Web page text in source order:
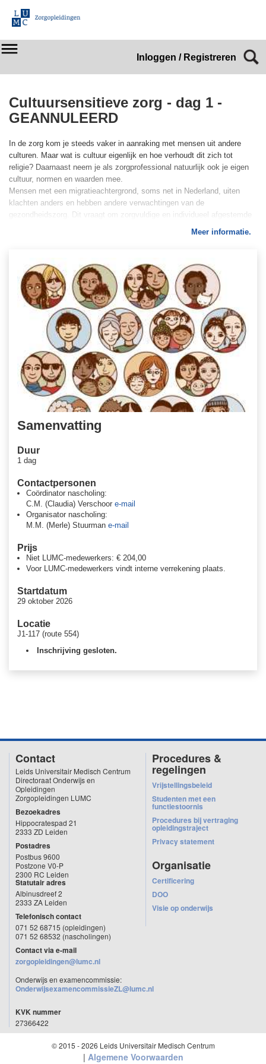
Inloggen / Registreren
Cultuursensitieve zorg - dag 1 -
GEANNULEERD
In de zorg kom je steeds vaker in aanraking met mensen uit andere
culturen. Maar wat is cultuur eigenlijk en hoe verhoudt dit zich tot
religie? Daarnaast neem je als zorgprofessional natuurlijk ook je eigen
cultuur, normen en waarden mee.
Mensen met een migratieachtergrond, soms net in Nederland, uiten
klachten anders en hebben andere verwachtingen van de
gezondheidszorg. Dit vraagt om zorgvuldige en individueel afgestemde
onderwerpen aan bod komen:
Vluchtelingenwerk (wat doet de organisatie & verhaal van
ervaringsdeskundige)
Participatie van vluchtelingen en asielzoekers in de gezondheidszorg
Vrouwelijke Genitale Verminking - VGV (Meisjesbesnijdenis)
Laaggeletterdheid en beperkte gezondheidsvaardigheden
Verschillen tussen cultuur en religie
Medicatiegebruik
Deze dag is inclusief koffie en thee en frisdrank en de lunch.
Eventuele dieetwensen kunnen tot uiterlijk 14 dagen voor de scholing
doorgegeven worden aan Merle Stuurman - Abspoel, via
m.m.abspoel@lumc.nl
Accreditatie V&V is aangevraagd.
Deze scholing is een herhaling..
Op24 november 2026 zal een aanvullend programma worden
aangeboden - deze scholingen zijn los van elkaar te volgen.
Als voorbereiding op deze dag adviseren wij om de
Vluchtelingenwerk te bekijken en daar een aantal persoonlijke verhalen
te lezen.
Doelgroep
Verzorgenden
Toelatingsvoorwaarden
nascholing, daarna is aanmelden niet meer mogelijk.
Programma
Van 09.00 tot 17.00 uur | ontvangst vanaf 08.45 uur in het lokaal
Meer informatie.
Samenvatting
Duur
1 dag
Contactpersonen
Coördinator nascholing:
C.M. (Claudia) Verschoor e-mail
Organisator nascholing:
M.M. (Merle) Stuurman e-mail
Prijs
Niet LUMC-medewerkers: € 204,00
Voor LUMC-medewerkers vindt interne verrekening plaats.
Startdatum
29 oktober 2026
Locatie
J1-117 (route 554)
Inschrijving gesloten.
Contact
Leids Universitair Medisch Centrum
Directoraat Onderwijs en
Opleidingen
Zorgopleidingen LUMC
Bezoekadres
Hippocratespad 21
2333 ZD Leiden
Postadres
Postbus 9600
Postzone V0-P
2300 RC Leiden
Statutair adres
Albinusdreef 2
2333 ZA Leiden
Telefonisch contact
071 52 68715 (opleidingen)
071 52 68532 (nascholingen)
Contact via e-mail
zorgopleidingen@lumc.nl
Onderwijs en examencommissie:
OnderwijsexamencommissieZL@lumc.nl
KVK nummer
27366422
Procedures &
regelingen
Vrijstellingsbeleid
Studenten met een
functiestoornis
Procedures bij vertraging
opleidingstraject
Privacy statement
Organisatie
Certificering
DOO
Visie op onderwijs
© 2015 - 2026 Leids Universitair Medisch Centrum
| Algemene Voorwaarden